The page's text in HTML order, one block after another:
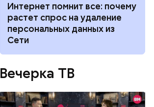
Интернет помнит все: почему
растет спрос на удаление
персональных данных из
Сети
Вечерка ТВ